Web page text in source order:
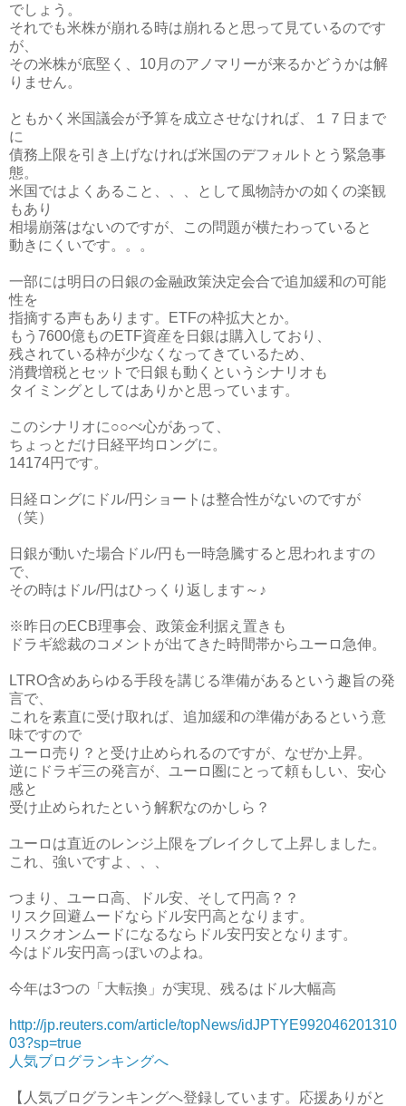
でしょう。
それでも米株が崩れる時は崩れると思って見ているのです
が、
その米株が底堅く、10月のアノマリーが来るかどうかは解
りません。
ともかく米国議会が予算を成立させなければ、１７日まで
に
債務上限を引き上げなければ米国のデフォルトとう緊急事
態。
米国ではよくあること、、、として風物詩かの如くの楽観
もあり
相場崩落はないのですが、この問題が横たわっていると
動きにくいです。。。
一部には明日の日銀の金融政策決定会合で追加緩和の可能
性を
指摘する声もあります。ETFの枠拡大とか。
もう7600億ものETF資産を日銀は購入しており、
残されている枠が少なくなってきているため、
消費増税とセットで日銀も動くというシナリオも
タイミングとしてはありかと思っています。
このシナリオに○○べ心があって、
ちょっとだけ日経平均ロングに。
14174円です。
日経ロングにドル/円ショートは整合性がないのですが
（笑）
日銀が動いた場合ドル/円も一時急騰すると思われますの
で、
その時はドル/円はひっくり返します～♪
※昨日のECB理事会、政策金利据え置きも
ドラギ総裁のコメントが出てきた時間帯からユーロ急伸。
LTRO含めあらゆる手段を講じる準備があるという趣旨の発
言で、
これを素直に受け取れば、追加緩和の準備があるという意
味ですので
ユーロ売り？と受け止められるのですが、なぜか上昇。
逆にドラギ三の発言が、ユーロ圏にとって頼もしい、安心
感と
受け止められたという解釈なのかしら？
ユーロは直近のレンジ上限をブレイクして上昇しました。
これ、強いですよ、、、
つまり、ユーロ高、ドル安、そして円高？？
リスク回避ムードならドル安円高となります。
リスクオンムードになるならドル安円安となります。
今はドル安円高っぽいのよね。
今年は3つの「大転換」が実現、残るはドル大幅高
http://jp.reuters.com/article/topNews/idJPTYE992046201310
03?sp=true
人気ブログランキングへ
【人気ブログランキングへ登録しています。応援ありがと